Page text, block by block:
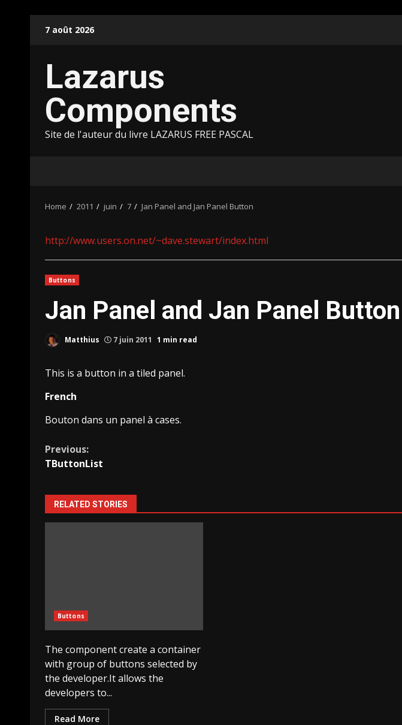
7 août 2026
Lazarus
Components
Site de l'auteur du livre LAZARUS FREE PASCAL
Home 2011 juin 7 Jan Panel and Jan Panel Button
http://www.users.on.net/~dave.stewart/index.html
Buttons
Jan Panel and Jan Panel Button
Matthius 7 juin 2011 1 min read
This is a button in a tiled panel.
French
Bouton dans un panel à cases.
Continue
Previous:
TButtonList
RELATED STORIES
Buttons
The component create a container
with group of buttons selected by
the developer.It allows the
developers to...
Read More